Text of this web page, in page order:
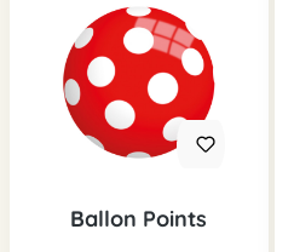
Ballon Points